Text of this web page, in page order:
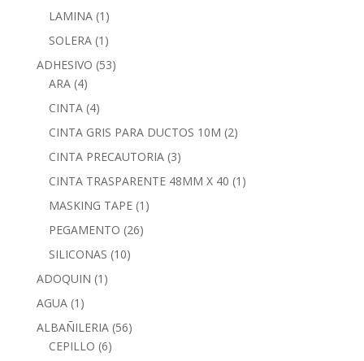
LAMINA (1)
SOLERA (1)
ADHESIVO (53)
ARA (4)
CINTA (4)
CINTA GRIS PARA DUCTOS 10M (2)
CINTA PRECAUTORIA (3)
CINTA TRASPARENTE 48MM X 40 (1)
MASKING TAPE (1)
PEGAMENTO (26)
SILICONAS (10)
ADOQUIN (1)
AGUA (1)
ALBAÑILERIA (56)
CEPILLO (6)